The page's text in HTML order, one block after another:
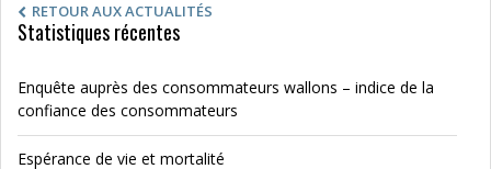
RETOUR AUX ACTUALITÉS
Statistiques récentes
Enquête auprès des consommateurs wallons – indice de la
confiance des consommateurs
Espérance de vie et mortalité